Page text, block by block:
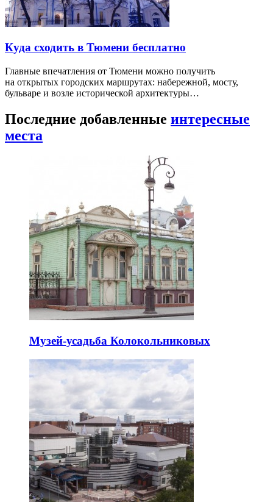
Куда сходить в Тюмени бесплатно
Главные впечатления от Тюмени можно получить
на открытых городских маршрутах: набережной, мосту,
бульваре и возле исторической архитектуры…
Последние добавленные интересные
места
Музей-усадьба Колокольниковых